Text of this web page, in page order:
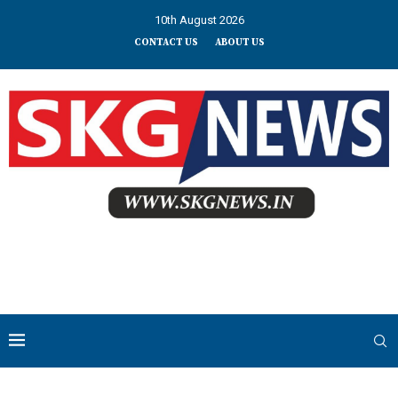
10th August 2026
CONTACT US ABOUT US